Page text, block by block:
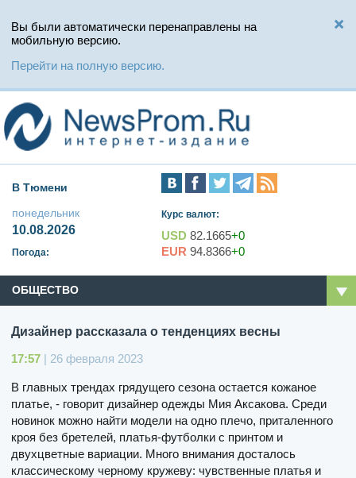
Вы были автоматически перенаправлены на
мобильную версию.
Перейти на полную версию.
В Тюмени
понедельник
10.08.2026
Погода:
Курс валют:
USD 82.1665+0
EUR 94.8366+0
ОБЩЕСТВО
Дизайнер рассказала о тенденциях весны
17:57 | 26 февраля 2023
В главных трендах грядущего сезона остается кожаное
платье, - говорит дизайнер одежды Мия Аксакова. Среди
новинок можно найти модели на одно плечо, приталенного
кроя без бретелей, платья-футболки с принтом и
двухцветные вариации. Много внимания досталось
классическому черному кружеву: чувственные платья и